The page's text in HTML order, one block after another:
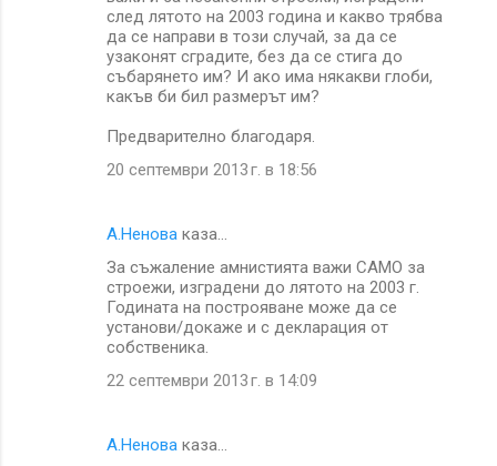
след лятото на 2003 година и какво трябва
да се направи в този случай, за да се
узаконят сградите, без да се стига до
събарянето им? И ако има някакви глоби,
какъв би бил размерът им?
Предварително благодаря.
20 септември 2013 г. в 18:56
А.Ненова каза…
За съжаление амнистията важи САМО за
строежи, изградени до лятото на 2003 г.
Годината на построяване може да се
установи/докаже и с декларация от
собственика.
22 септември 2013 г. в 14:09
А.Ненова каза…